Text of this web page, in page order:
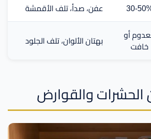
30- عفن، صدأ، تلف الأقمشة
أو
خافت
بهتان الألوان، تلف الجلود
الحشرات والقوارض